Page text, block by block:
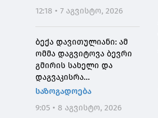
სამუშაოები ჩატარდება
12:18 • 7 აგვისტო, 2026
ბექა დავითულიანი: ამ
ომმა დაგვიტოვა ბევრი
გმირის სახელი და
დაგვაკისრა
პასუხისმგებლობა, რომ
დავიხიოთ უკან ჩვენი
საზოგადოება
9:05 • 8 აგვისტო, 2026